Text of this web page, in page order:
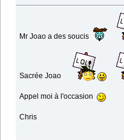
Mr Joao a des soucis
Sacrée Joao
Appel moi à l'occasion
Chris